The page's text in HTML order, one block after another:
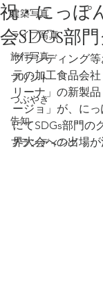
建築写真
ライブ写真
旅行写真
プリント
つぶやき
告知
ブランディング
祝・にっぽ
会SDGs部
ブランディング
元の加工食品会
リーナ」の新製
ージョ」が、に
にてSDGs部門の
界大会への出場が